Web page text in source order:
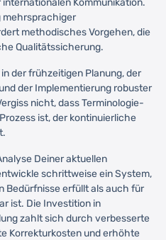
Kommunikation.
mehrsprachiger
methodisches Vorgehen, die
Qualitätssicherung.
der frühzeitigen Planung, der
der Implementierung robuster
nicht, dass Terminologie-
ist, der kontinuierliche
Deiner aktuellen
schrittweise ein System,
Bedürfnisse erfüllt als auch für
ist. Die Investition in
zahlt sich durch verbesserte
Korrekturkosten und erhöhte